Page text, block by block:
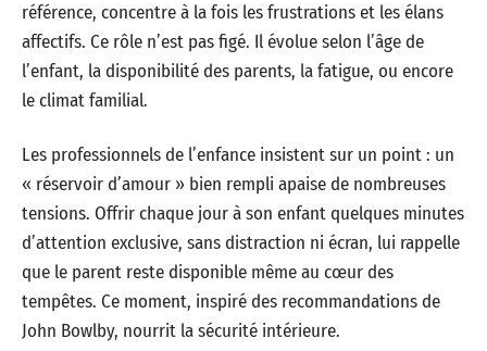
référence, concentre à la fois les frustrations et les élans
affectifs. Ce rôle n’est pas figé. Il évolue selon l’âge de
l’enfant, la disponibilité des parents, la fatigue, ou encore
le climat familial.
Les professionnels de l’enfance insistent sur un point : un
« réservoir d’amour » bien rempli apaise de nombreuses
tensions. Offrir chaque jour à son enfant quelques minutes
d’attention exclusive, sans distraction ni écran, lui rappelle
que le parent reste disponible même au cœur des
tempêtes. Ce moment, inspiré des recommandations de
John Bowlby, nourrit la sécurité intérieure.